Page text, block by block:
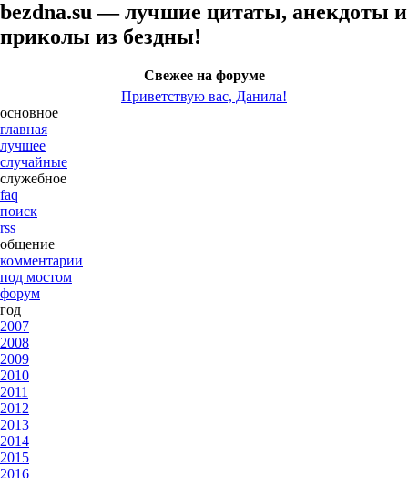
bezdna.su — лучшие цитаты, анекдоты и
приколы из бездны!
Свежее на форуме
Приветствую вас, Данила!
основное
главная
лучшее
случайные
служебное
faq
поиск
rss
общение
комментарии
под мостом
форум
год
2007
2008
2009
2010
2011
2012
2013
2014
2015
2016